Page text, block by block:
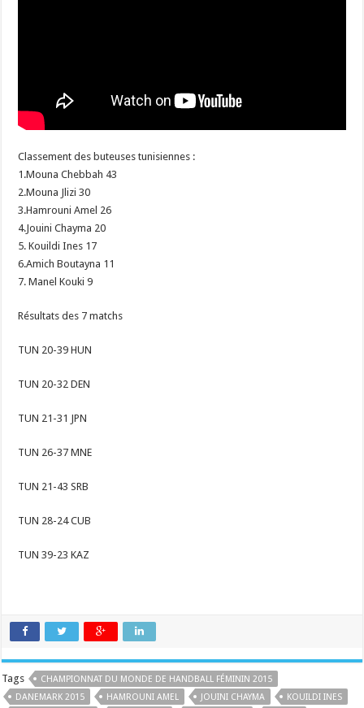
Classement des buteuses tunisiennes :
1.Mouna Chebbah 43
2.Mouna Jlizi 30
3.Hamrouni Amel 26
4.Jouini Chayma 20
5. Kouildi Ines 17
6.Amich Boutayna 11
7. Manel Kouki 9
Résultats des 7 matchs
TUN 20-39 HUN
TUN 20-32 DEN
TUN 21-31 JPN
TUN 26-37 MNE
TUN 21-43 SRB
TUN 28-24 CUB
TUN 39-23 KAZ
Tags
CHAMPIONNAT DU MONDE DE HANDBALL FÉMININ 2015
DANEMARK 2015
HAMROUNI AMEL JOUINI CHAYMA
KOUILDI INES